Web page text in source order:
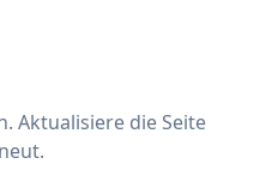
Aktualisiere die Seite